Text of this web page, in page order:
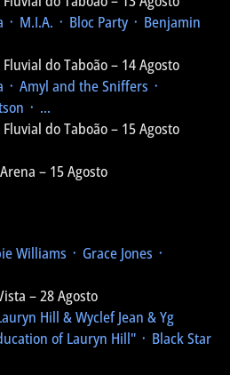
᛫ M.I.A. ᛫ Bloc Party ᛫ Benjamin
do Taboão – 14 Agosto
᛫ Amyl and the Sniffers ᛫
᛫ ...
do Taboão – 15 Agosto
– 15 Agosto
Williams ᛫ Grace Jones ᛫
– 28 Agosto
Hill & Wyclef Jean & Yg
of Lauryn Hill" ᛫ Black Star